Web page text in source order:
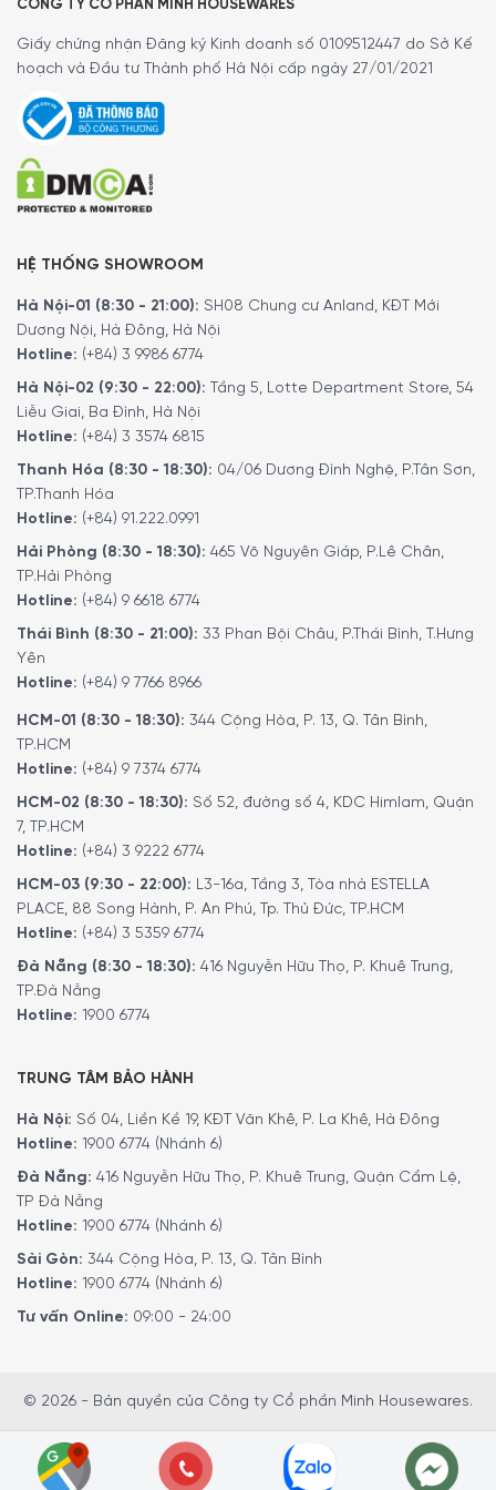
AquaStop – Chống Rò Rỉ Nước, An Toàn Tối
Đa
Hệ thống AquaStop là một hệ thống cảm biến chống rò rỉ
nước bao gồm ống cấp nước có van cơ và màn hình hiển
thị. Nếu có sự cố rò rỉ xảy ra, máy sẽ tự động ngừng cấp
nước để đảm bảo an toàn cho gia đình người sử dụng.
do nước – với mỗi lần rửa.
Chương trình yêu thích của quý khách chỉ
bằng một nút bấm
chức năng yêu thích, quý khách có thể dễ dàng thiết lập
cấu hình chương trình được sử dụng thường xuyên nhất
của mình. Chương trình này có thể được thiết lập thông
qua ứng dụng Home Connect hoặc trực tiếp trên màn
CÔNG TY CỔ PHẦN MINH HOUSEWARES
Giấy chứng nhận Đăng ký Kinh doanh số 0109512447 do Sở Kế
hoạch và Đầu tư Thành phố Hà Nội cấp ngày 27/01/2021
HỆ THỐNG SHOWROOM
Hà Nội-01 (8:30 - 21:00): SH08 Chung cư Anland, KĐT Mới
Dương Nội, Hà Đông, Hà Nội
Hotline: (+84) 3 9986 6774
Hà Nội-02 (9:30 - 22:00): Tầng 5, Lotte Department Store, 54
Liễu Giai, Ba Đình, Hà Nội
Hotline: (+84) 3 3574 6815
Thanh Hóa (8:30 - 18:30): 04/06 Dương Đình Nghệ, P.Tân Sơn,
TP.Thanh Hóa
Hotline: (+84) 91.222.0991
Hải Phòng (8:30 - 18:30): 465 Võ Nguyên Giáp, P.Lê Chân,
TP.Hải Phòng
Hotline: (+84) 9 6618 6774
Thái Bình (8:30 - 21:00): 33 Phan Bội Châu, P.Thái Bình, T.Hưng
Yên
Hotline: (+84) 9 7766 8966
HCM-01 (8:30 - 18:30): 344 Cộng Hòa, P. 13, Q. Tân Bình,
TP.HCM
Hotline: (+84) 9 7374 6774
HCM-02 (8:30 - 18:30): Số 52, đường số 4, KDC Himlam, Quận
7, TP.HCM
Hotline: (+84) 3 9222 6774
HCM-03 (9:30 - 22:00): L3-16a, Tầng 3, Tòa nhà ESTELLA
PLACE, 88 Song Hành, P. An Phú, Tp. Thủ Đức, TP.HCM
Hotline: (+84) 3 5359 6774
Đà Nẵng (8:30 - 18:30): 416 Nguyễn Hữu Thọ, P. Khuê Trung,
TP.Đà Nẵng
Hotline: 1900 6774
TRUNG TÂM BẢO HÀNH
Hà Nội: Số 04, Liền Kề 19, KĐT Văn Khê, P. La Khê, Hà Đông
Hotline: 1900 6774 (Nhánh 6)
Đà Nẵng: 416 Nguyễn Hữu Thọ, P. Khuê Trung, Quận Cẩm Lệ,
TP Đà Nẵng
Hotline: 1900 6774 (Nhánh 6)
Sài Gòn: 344 Cộng Hòa, P. 13, Q. Tân Bình
Hotline: 1900 6774 (Nhánh 6)
Tư vấn Online: 09:00 - 24:00
© 2026 - Bản quyền của Công ty Cổ phần Minh Housewares.